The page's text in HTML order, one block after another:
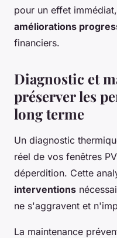
pour un effet
améliorations
financiers.
Diagnostic et
préserver les
long terme
Un diagnostic
réel de vos fenêtres
déperdition. Cette
interventions
ne s'aggravent et
La maintenance